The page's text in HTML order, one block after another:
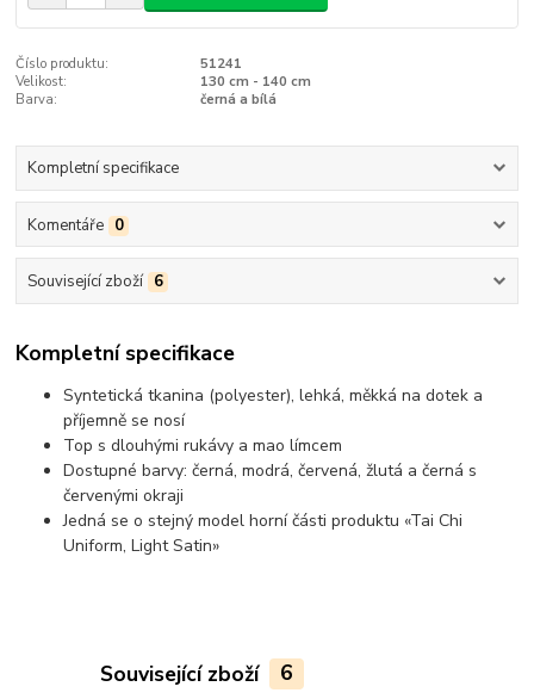
Číslo produktu:
51241
Velikost:
130 cm - 140 cm
Barva:
černá a bílá
Kompletní specifikace
Komentáře 0
Související zboží 6
Kompletní specifikace
Syntetická tkanina (polyester), lehká, měkká na dotek a
příjemně se nosí
Top s dlouhými rukávy a mao límcem
Dostupné barvy: černá, modrá, červená, žlutá a černá s
červenými okraji
Jedná se o stejný model horní části produktu «Tai Chi
Uniform, Light Satin»
Související zboží 6